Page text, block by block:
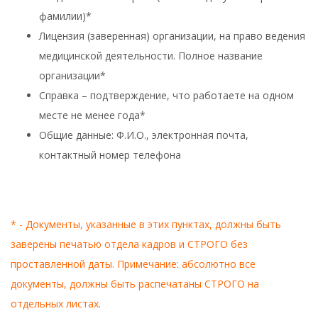
фамилии)*
Лицензия (заверенная) организации, на право ведения
медицинской деятельности. Полное название
организации*
Справка – подтверждение, что работаете на одном
месте не менее года*
Общие данные: Ф.И.О., электронная почта,
контактный номер телефона
* - Документы, указанные в этих пунктах, должны быть
заверены печатью отдела кадров и СТРОГО без
проставленной даты. Примечание: абсолютно все
документы, должны быть распечатаны СТРОГО на
отдельных листах.